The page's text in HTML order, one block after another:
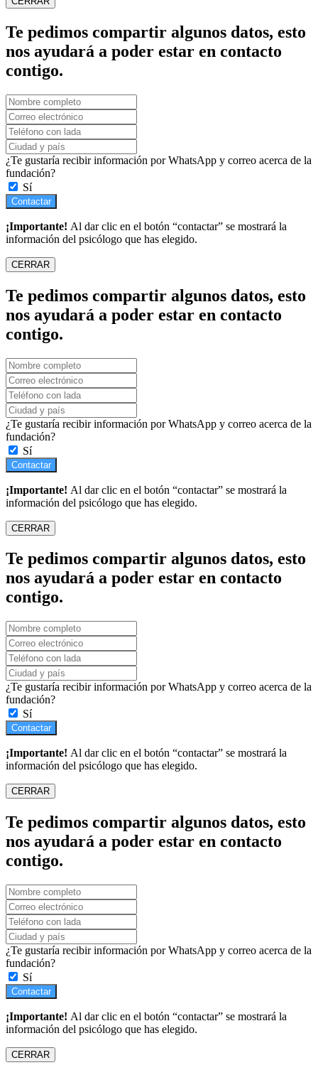
Te pedimos compartir algunos datos, esto
nos ayudará a poder estar en contacto
contigo.
¿Te gustaría recibir información por WhatsApp y correo acerca de la
fundación?
Sí
Contactar
¡Importante! Al dar clic en el botón “contactar” se mostrará la
información del psicólogo que has elegido.
CERRAR
Te pedimos compartir algunos datos, esto
nos ayudará a poder estar en contacto
contigo.
¿Te gustaría recibir información por WhatsApp y correo acerca de la
fundación?
Sí
Contactar
¡Importante! Al dar clic en el botón “contactar” se mostrará la
información del psicólogo que has elegido.
CERRAR
Te pedimos compartir algunos datos, esto
nos ayudará a poder estar en contacto
contigo.
¿Te gustaría recibir información por WhatsApp y correo acerca de la
fundación?
Sí
Contactar
¡Importante! Al dar clic en el botón “contactar” se mostrará la
información del psicólogo que has elegido.
CERRAR
Te pedimos compartir algunos datos, esto
nos ayudará a poder estar en contacto
contigo.
¿Te gustaría recibir información por WhatsApp y correo acerca de la
fundación?
Sí
Contactar
¡Importante! Al dar clic en el botón “contactar” se mostrará la
información del psicólogo que has elegido.
CERRAR